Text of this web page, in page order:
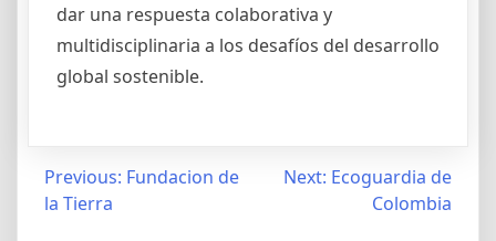
dar una respuesta colaborativa y
multidisciplinaria a los desafíos del desarrollo
global sostenible.
Post
navigation
Previous: Fundacion de
la Tierra
Next: Ecoguardia de
Colombia